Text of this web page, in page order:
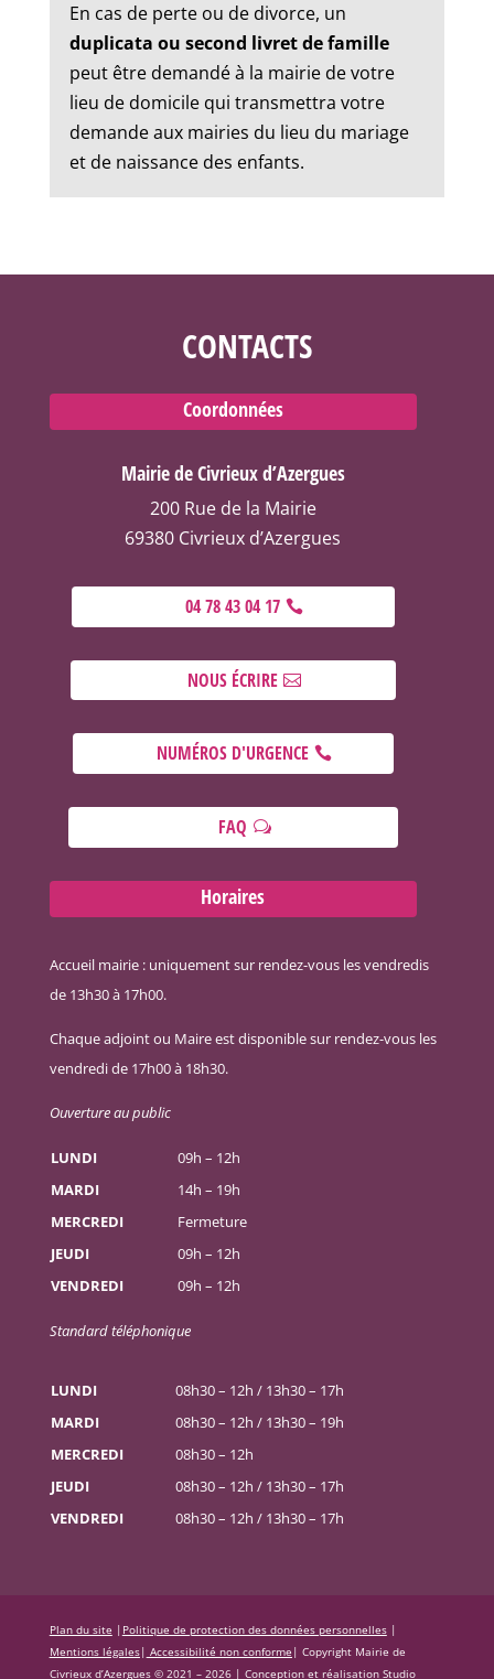
En cas de perte ou de divorce, un
duplicata ou second livret de famille
peut être demandé à la mairie de votre
lieu de domicile qui transmettra votre
demande aux mairies du lieu du mariage
et de naissance des enfants.
CONTACTS
Coordonnées
Mairie de Civrieux d’Azergues
200 Rue de la Mairie
69380 Civrieux d’Azergues
04 78 43 04 17
NOUS ÉCRIRE
NUMÉROS D'URGENCE
FAQ
Horaires
Accueil mairie : uniquement sur rendez-vous les vendredis
de 13h30 à 17h00.
Chaque adjoint ou Maire est disponible sur rendez-vous les
vendredi de 17h00 à 18h30.
Ouverture au public
LUNDI
09h – 12h
MARDI
14h – 19h
MERCREDI
Fermeture
JEUDI
09h – 12h
VENDREDI
09h – 12h
Standard téléphonique
LUNDI
08h30 – 12h / 13h30 – 17h
MARDI
08h30 – 12h / 13h30 – 19h
MERCREDI
08h30 – 12h
JEUDI
08h30 – 12h / 13h30 – 17h
VENDREDI
08h30 – 12h / 13h30 – 17h
Plan du site | Politique de protection des données personnelles|
Mentions légales| Accessibilité non conforme | Copyright Mairie de
Civrieux d’Azergues © 2021 – 2026 | Conception et réalisation Studio